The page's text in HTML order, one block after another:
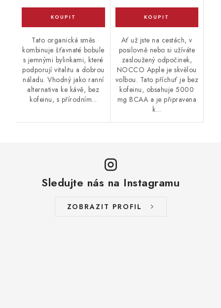
Tato organická směs
kombinuje šťavnaté bobule
s jemnými bylinkami, které
podporují vitalitu a dobrou
náladu. Vhodný jako ranní
alternativa ke kávě, bez
kofeinu, s přírodním...
Ať už jste na cestách, v
posilovně nebo si užíváte
zasloužený odpočinek,
NOCCO Apple je skvělou
volbou. Tato příchuť je bez
kofeinu, obsahuje 5000
mg BCAA a je připravena
k...
Sledujte nás na Instagramu
ZOBRAZIT PROFIL